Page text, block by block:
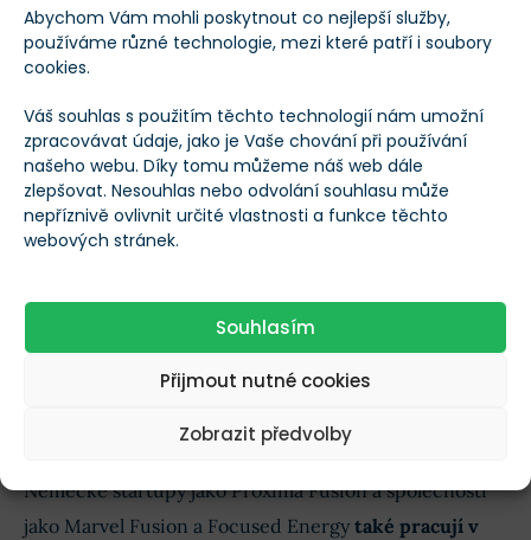
Abychom Vám mohli poskytnout co nejlepší služby,
používáme různé technologie, mezi které patří i soubory
cookies.
Váš souhlas s použitím těchto technologií nám umožní
zpracovávat údaje, jako je Vaše chování při používání
našeho webu. Díky tomu můžeme náš web dále
zlepšovat. Nesouhlas nebo odvolání souhlasu může
nepříznivě ovlivnit určité vlastnosti a funkce těchto
webových stránek.
Souhlasím
Přijmout nutné cookies
Zobrazit předvolby
krále umělé inteligence!
MIT, používá u svých projektů SPARC a ARC magnety z
vysokoteplotních supravodičů (HTS).
Díky nim mohou být fúzní reaktory menší, protože
běžné supravodiče.
Společnosti TAE Technologies a Tokamak Energy
postupují vpřed s inovativními konfiguracemi a
systémy magnetů HTS.
Německé startupy jako Proxima Fusion a společnosti
jako Marvel Fusion a Focused Energy také pracují v